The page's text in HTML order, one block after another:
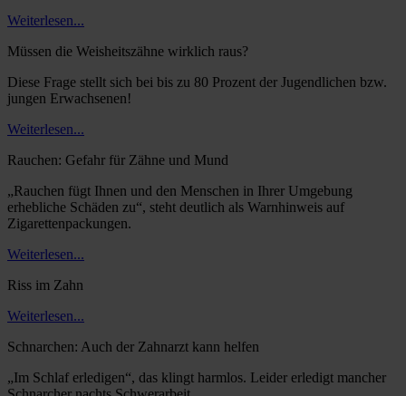
Weiterlesen...
Müssen die Weisheitszähne wirklich raus?
Diese Frage stellt sich bei bis zu 80 Prozent der Jugendlichen bzw.
jungen Erwachsenen!
Weiterlesen...
Rauchen: Gefahr für Zähne und Mund
„Rauchen fügt Ihnen und den Menschen in Ihrer Umgebung
erhebliche Schäden zu“, steht deutlich als Warnhinweis auf
Zigarettenpackungen.
Weiterlesen...
Riss im Zahn
Weiterlesen...
Schnarchen: Auch der Zahnarzt kann helfen
„Im Schlaf erledigen“, das klingt harmlos. Leider erledigt mancher